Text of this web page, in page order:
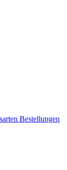
Bestellungen